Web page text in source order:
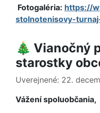
Fotogaléria: https://
stolnotenisovy-
🎄 Vianočný
starostky
Uverejnené: 22.
Vážení spoluobčania,